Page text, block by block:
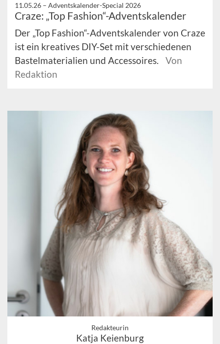
11.05.26 – Adventskalender-Special 2026
Craze: „Top Fashion“-Adventskalender
Der „Top Fashion“-Adventskalender von Craze
ist ein kreatives DIY-Set mit verschiedenen
Bastelmaterialien und Accessoires.
Von
Redaktion
Redakteurin
Katja Keienburg